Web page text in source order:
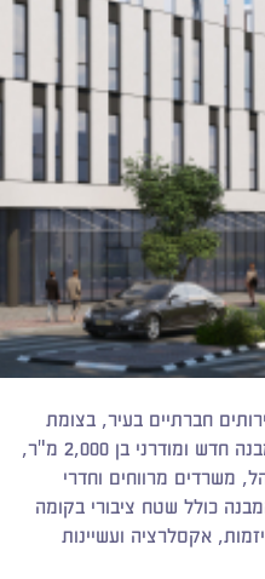
לשירותים חברתיים בעיר, בצומת
הרחובות מוהליבר ושבזי. מדובר במבנה חדש ומודרני בן 2,000 מ"ר,
משרדים מרווחים וחדרי
כולל שטח ציבורי בקומה
אקסלרציה ועשיינות